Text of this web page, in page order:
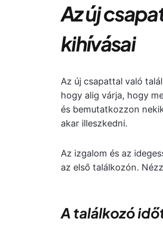
Az új
kihívásai
Az új csapattal való
hogy alig várja, hogy
és bemutatkozzon
akar illeszkedni.
Az izgalom és az
az első találkozón.
A találkozó